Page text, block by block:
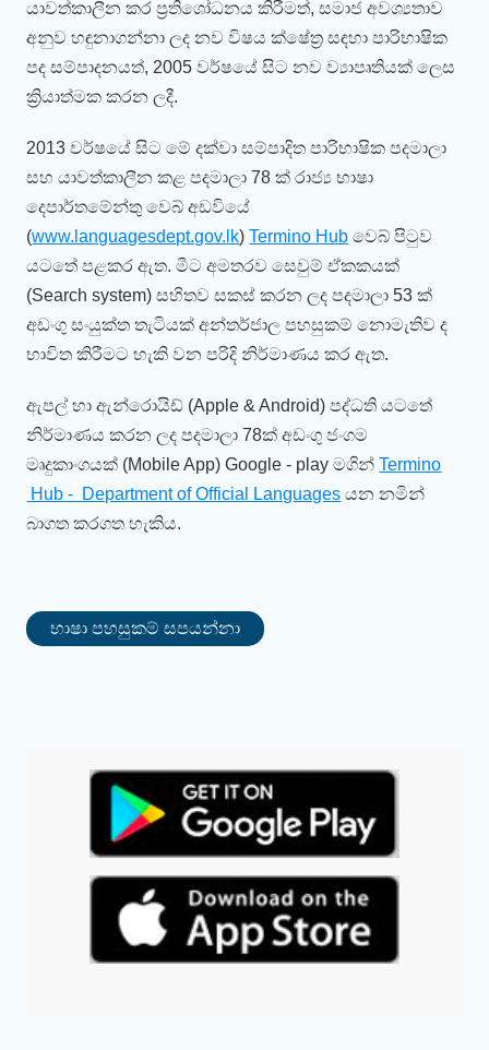
යාවත්කාලීන කර ප්‍රතිශෝධනය කිරීමත්, සමාජ අවශ්‍යතාව
අනුව හඳුනාගන්නා ලද නව විෂය ක්ෂේත්‍ර සඳහා පාරිභාෂික
පද සම්පාදනයත්, 2005 වර්ෂයේ සිට නව ව්‍යාපෘතියක් ලෙස
ක්‍රියාත්මක කරන ලදී.
2013 වර්ෂයේ සිට මේ දක්වා සම්පාදිත පාරිභාෂික පදමාලා
සහ යාවත්කාලීන කළ පදමාලා 78 ක් රාජ්‍ය භාෂා
දෙපාර්තමේන්තු වෙබ් අඩවියේ
(www.languagesdept.gov.lk)Termino Hub වෙබ් පිටුව
යටතේ පළකර ඇත. මීට අමතරව සෙවුම් ඒකකයක්
(Search system) සහිතව සකස් කරන ලද පදමාලා 53 ක්
අඩංගු සංයුක්ත තැටියක් අන්තර්ජාල පහසුකම් නොමැතිව ද
භාවිත කිරීමට හැකි වන පරිදි නිර්මාණය කර ඇත.
ඇපල් හා ඇන්රොයිඩ් (Apple & Android) පද්ධති යටතේ
නිර්මාණය කරන ලද පදමාලා 78ක් අඩංගු ජංගම
මෘදුකාංගයක් (Mobile App) Google - play මගින්Termino
Hub - Department of Official Languages යන නමින්
බාගත කරගත හැකිය.
භාෂා පහසුකම් සපයන්නා